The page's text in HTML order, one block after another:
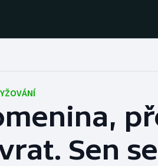
Baseball a softbal
Basketbal
Sen